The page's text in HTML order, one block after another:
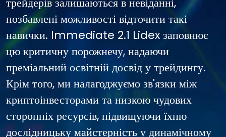
позбавлені можливості відточити такі
навички. Immediate 2.1 Lidex заповнює
цю критичну порожнечу, надаючи
преміальний освітній досвід у трейдингу.
Крім того, ми налагоджуємо зв'язки між
криптоінвесторами та низкою чудових
сторонніх ресурсів, підвищуючи їхню
дослідницьку майстерність у динамічному